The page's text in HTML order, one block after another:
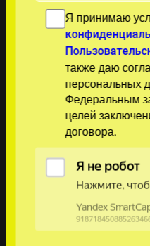
Я принимаю
также даю
персональных
Федеральным
целей
договора.